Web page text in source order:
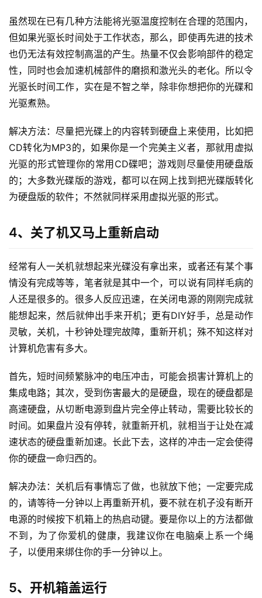
虽然现在已有几种方法能将光驱温度控制在合理的范围内，
但如果光驱长时间处于工作状态，那么，即使再先进的技术
也仍无法有效控制高温的产生。热量不仅会影响部件的稳定
性，同时也会加速机械部件的磨损和激光头的老化。所以令
光驱长时间工作，实在是不智之举，除非你想把你的光碟和
光驱煮熟。
解决方法：尽量把光碟上的内容转到硬盘上来使用，比如把
CD转化为MP3的，如果你是一个完美主义者，那就用虚拟
光驱的形式管理你的常用CD碟吧；游戏则尽量使用硬盘版
的；大多数光碟版的游戏，都可以在网上找到把光碟版转化
为硬盘版的软件；不然就同样采用虚拟光驱的形式。
4、关了机又马上重新启动
经常有人一关机就想起来光碟没有拿出来，或者还有某个事
情没有完成等等，笔者就是其中一个，可以说有同样毛病的
人还是很多的。很多人反应迅速，在关闭电源的刚刚完成就
能想起来，然后就伸出手来开机；更有DIY好手，总是动作
灵敏，关机，十秒钟处理完故障，重新开机；殊不知这样对
计算机危害有多大。
首先，短时间频繁脉冲的电压冲击，可能会损害计算机上的
集成电路；其次，受到伤害最大的是硬盘，现在的硬盘都是
高速硬盘，从切断电源到盘片完全停止转动，需要比较长的
时间。如果盘片没有停转，就重新开机，就相当于让处在减
速状态的硬盘重新加速。长此下去，这样的冲击一定会使得
你的硬盘一命归西的。
解决办法：关机后有事情忘了做，也就放下他；一定要完成
的，请等待一分钟以上再重新开机，要不就在机子没有断开
电源的时候按下机箱上的热启动键。要是你以上的方法都做
不到，为了你爱机的健康，我建议你在电脑桌上系一个绳
子，以便用来绑住你的手一分钟以上。
5、开机箱盖运行